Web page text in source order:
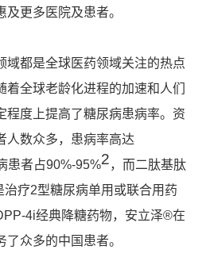
更多医院及患者。
域都是全球医药领域关注的热点
全球老龄化进程的加速和人们
程度上提高了糖尿病患病率。资
人数众多，患病率高达
患者占90%-95%2，而二肽基肽
疗2型糖尿病单用或联合用药
4i经典降糖药物，安立泽®在
众多的中国患者。